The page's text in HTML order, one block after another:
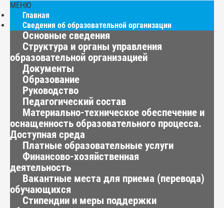
МЕНЮ
Главная
Сведения об образовательной организации
Основные сведения
Структура и органы управления
образовательной организацией
Документы
Образование
Руководство
Педагогический состав
Материально-техническое обеспечение и
оснащенность образовательного процесса.
Доступная среда
Платные образовательные услуги
Финансово-хозяйственная
деятельность
Вакантные места для приема (перевода)
обучающихся
Стипендии и меры поддержки